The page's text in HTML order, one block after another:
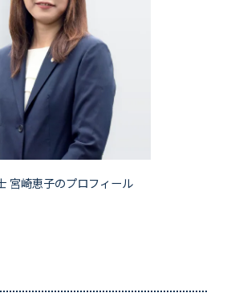
宮崎恵子のプロフィール